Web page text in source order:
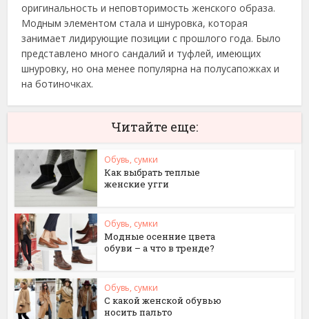
оригинальность и неповторимость женского образа.
Модным элементом стала и шнуровка, которая
занимает лидирующие позиции с прошлого года. Было
представлено много сандалий и туфлей, имеющих
шнуровку, но она менее популярна на полусапожках и
на ботиночках.
Читайте еще:
Обувь, сумки
Как выбрать теплые
женские угги
Обувь, сумки
Модные осенние цвета
обуви – а что в тренде?
Обувь, сумки
С какой женской обувью
носить пальто